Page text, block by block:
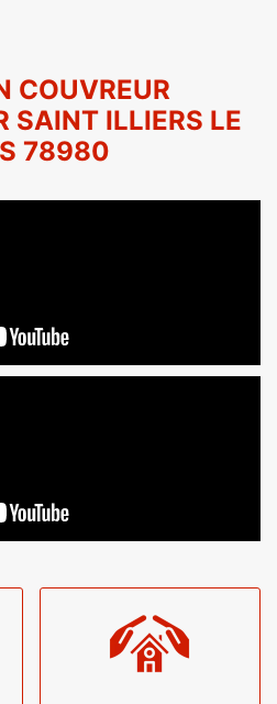
COUVREUR
SAINT ILLIERS LE
78980